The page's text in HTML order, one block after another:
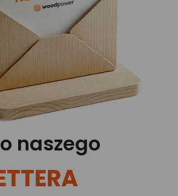
naszego